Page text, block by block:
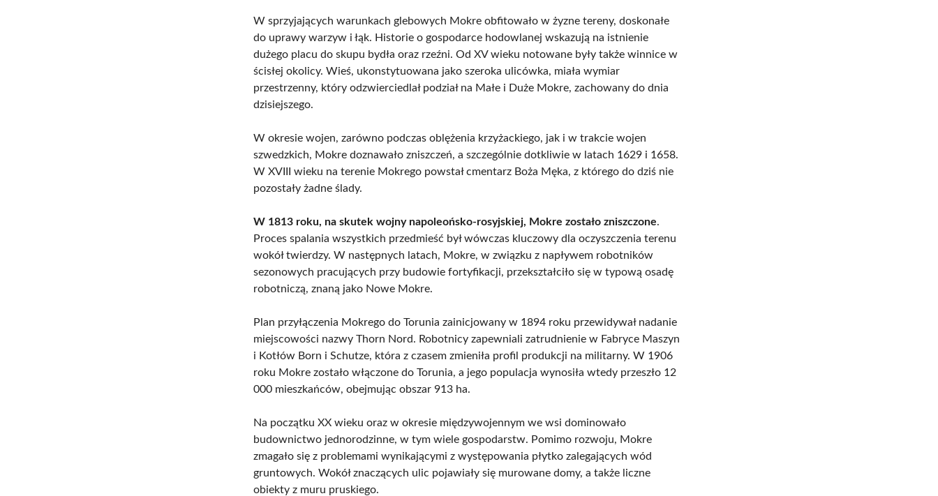
W sprzyjających warunkach glebowych Mokre obfitowało w żyzne tereny, doskonałe
do uprawy warzyw i łąk. Historie o gospodarce hodowlanej wskazują na istnienie
dużego placu do skupu bydła oraz rzeźni. Od XV wieku notowane były także winnice w
ścisłej okolicy. Wieś, ukonstytuowana jako szeroka ulicówka, miała wymiar
przestrzenny, który odzwierciedlał podział na Małe i Duże Mokre, zachowany do dnia
dzisiejszego.
W okresie wojen, zarówno podczas oblężenia krzyżackiego, jak i w trakcie wojen
szwedzkich, Mokre doznawało zniszczeń, a szczególnie dotkliwie w latach 1629 i 1658.
W XVIII wieku na terenie Mokrego powstał cmentarz Boża Męka, z którego do dziś nie
pozostały żadne ślady.
W 1813 roku, na skutek wojny napoleońsko-rosyjskiej, Mokre zostało zniszczone.
Proces spalania wszystkich przedmieść był wówczas kluczowy dla oczyszczenia terenu
wokół twierdzy. W następnych latach, Mokre, w związku z napływem robotników
sezonowych pracujących przy budowie fortyfikacji, przekształciło się w typową osadę
robotniczą, znaną jako Nowe Mokre.
Plan przyłączenia Mokrego do Torunia zainicjowany w 1894 roku przewidywał nadanie
miejscowości nazwy Thorn Nord. Robotnicy zapewniali zatrudnienie w Fabryce Maszyn
i Kotłów Born i Schutze, która z czasem zmieniła profil produkcji na militarny. W 1906
roku Mokre zostało włączone do Torunia, a jego populacja wynosiła wtedy przeszło 12
000 mieszkańców, obejmując obszar 913 ha.
Na początku XX wieku oraz w okresie międzywojennym we wsi dominowało
budownictwo jednorodzinne, w tym wiele gospodarstw. Pomimo rozwoju, Mokre
zmagało się z problemami wynikającymi z występowania płytko zalegających wód
gruntowych. Wokół znaczących ulic pojawiały się murowane domy, a także liczne
obiekty z muru pruskiego.